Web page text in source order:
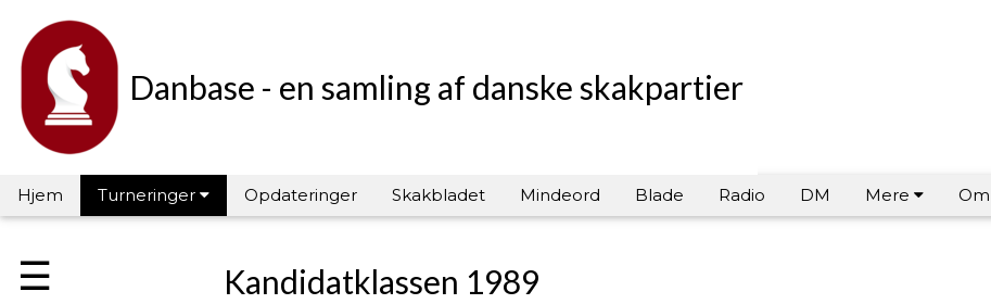
Danbase - en samling af danske skakpartier
Hjem Turneringer Opdateringer Skakbladet Mindeord Blade Radio DM Mere
☰ Kandidatklassen 1989